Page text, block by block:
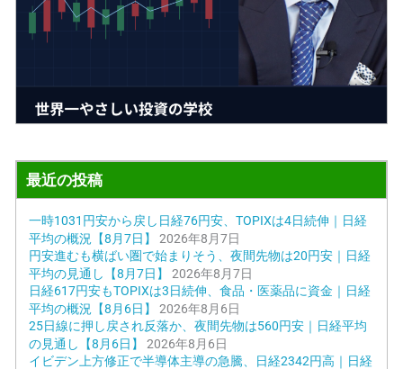
最近の投稿
一時1031円安から戻し日経76円安、TOPIXは4日続伸｜日経
平均の概況【8月7日】
2026年8月7日
円安進むも横ばい圏で始まりそう、夜間先物は20円安｜日経
平均の見通し【8月7日】
2026年8月7日
日経617円安もTOPIXは3日続伸、食品・医薬品に資金｜日経
平均の概況【8月6日】
2026年8月6日
25日線に押し戻され反落か、夜間先物は560円安｜日経平均
の見通し【8月6日】
2026年8月6日
イビデン上方修正で半導体主導の急騰、日経2342円高｜日経